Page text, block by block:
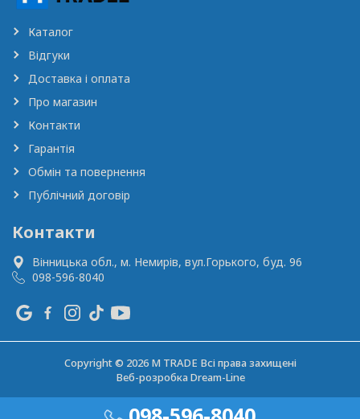
Каталог
Відгуки
Доставка і оплата
Про магазин
Контакти
Гарантія
Обмін та повернення
Публічний договір
Контакти
Вінницька обл., м. Немирів, вул.Горького, буд. 96
098-596-8040
Copyright © 2026 M TRADE Всі права захищені
Веб-розробкаDream-Line